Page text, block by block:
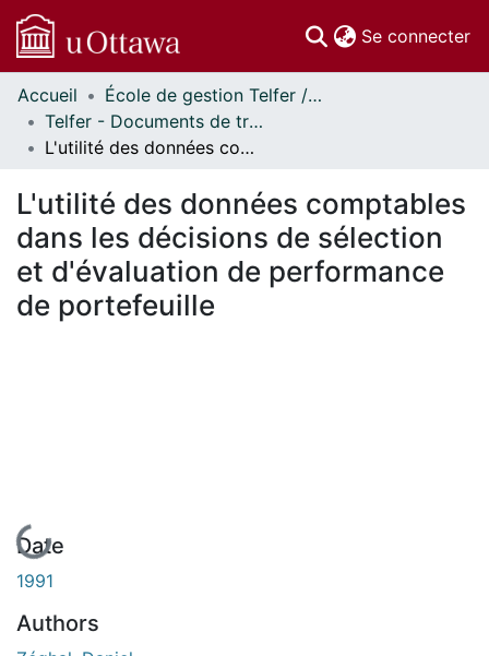
Se connecter
Communautés
et collections
Parcourir
À propos
Accueil
École de gestion Telfer // Telfer School of Management
Telfer - Documents de travail // Telfer - Working Papers
L'utilité des données comptables dans les décisions de sélection et d'évaluation de performance de portefeuille
L'utilité des données comptables
dans les décisions de sélection
et d'évaluation de performance
de portefeuille
En cours de chargement...
Date
1991
Authors